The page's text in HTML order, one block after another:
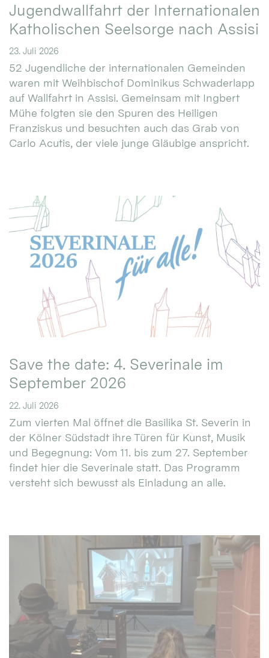
Jugendwallfahrt der Internationalen
Katholischen Seelsorge nach Assisi
23. Juli 2026
52 Jugendliche der internationalen Gemeinden
waren mit Weihbischof Dominikus Schwaderlapp
auf Wallfahrt in Assisi. Gemeinsam mit Ingbert
Mühe folgten sie den Spuren des Heiligen
Franziskus und besuchten auch das Grab von
Carlo Acutis, der viele junge Gläubige anspricht.
Save the date: 4. Severinale im
September 2026
22. Juli 2026
Zum vierten Mal öffnet die Basilika St. Severin in
der Kölner Südstadt ihre Türen für Kunst, Musik
und Begegnung: Vom 11. bis zum 27. September
findet hier die Severinale statt. Das Programm
versteht sich bewusst als Einladung an alle.